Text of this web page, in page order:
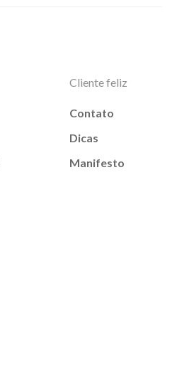
Cliente feliz
Contato
Dicas
Manifesto